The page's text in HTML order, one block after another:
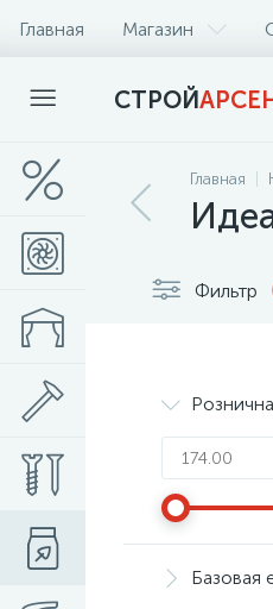
Главная Магазин
СТРОЙ
Главная
Фильтр
Базовая